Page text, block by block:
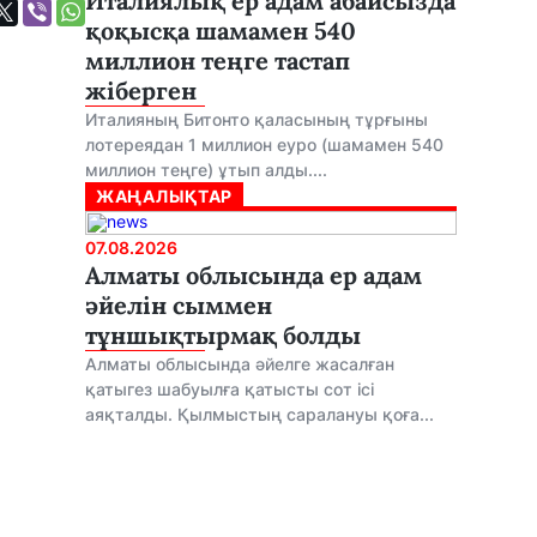
қоқысқа шамамен 540
миллион теңге тастап
жіберген
Италияның Битонто қаласының тұрғыны
лотереядан 1 миллион еуро (шамамен 540
миллион теңге) ұтып алды....
ЖАҢАЛЫҚТАР
07.08.2026
Алматы облысында ер адам
әйелін сыммен
тұншықтырмақ болды
Алматы облысында әйелге жасалған
қатыгез шабуылға қатысты сот ісі
аяқталды. Қылмыстың саралануы қоға...